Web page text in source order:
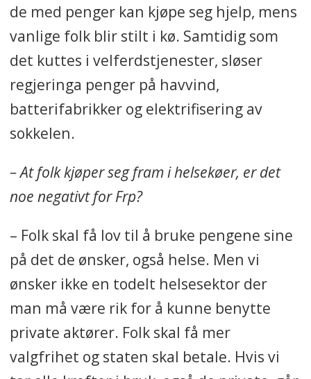
de med penger kan kjøpe seg hjelp, mens
vanlige folk blir stilt i kø. Samtidig som
det kuttes i velferdstjenester, sløser
regjeringa penger på havvind,
batterifabrikker og elektrifisering av
sokkelen.
– At folk kjøper seg fram i helsekøer, er det
noe negativt for Frp?
– Folk skal få lov til å bruke pengene sine
på det de ønsker, også helse. Men vi
ønsker ikke en todelt helsesektor der
man må være rik for å kunne benytte
private aktører. Folk skal få mer
valgfrihet og staten skal betale. Hvis vi